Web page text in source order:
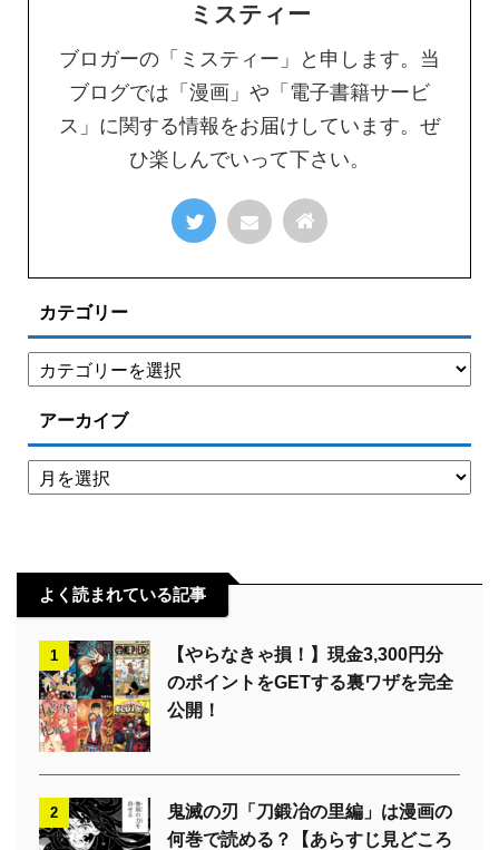
ミスティー
ブロガーの「ミスティー」と申します。当
ブログでは「漫画」や「電子書籍サービ
ス」に関する情報をお届けしています。ぜ
ひ楽しんでいって下さい。
カテゴリー
アーカイブ
よく読まれている記事
1
【やらなきゃ損！】現金3,300円分
のポイントをGETする裏ワザを完全
公開！
2
鬼滅の刃「刀鍛冶の里編」は漫画の
何巻で読める？【あらすじ見どころ